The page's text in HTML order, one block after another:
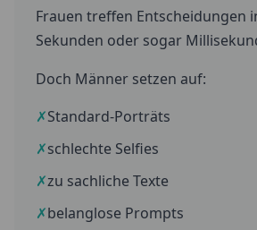
Frauen treffen Entscheidungen
Sekunden oder sogar
Doch Männer setzen auf:
✗Standard-Porträts
✗schlechte Selfies
✗zu sachliche Texte
✗belanglose Prompts